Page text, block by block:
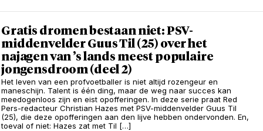
Gratis dromen bestaan niet: PSV-
middenvelder Guus Til (25) over het
najagen van ’s lands meest populaire
jongensdroom (deel 2)
Het leven van een profvoetballer is niet altijd rozengeur en
maneschijn. Talent is één ding, maar de weg naar succes kan
meedogenloos zijn en eist opofferingen. In deze serie praat Red
Pers-redacteur Christian Hazes met PSV-middenvelder Guus Til
(25), die deze opofferingen aan den lijve hebben ondervonden. En,
toeval of niet: Hazes zat met Til […]